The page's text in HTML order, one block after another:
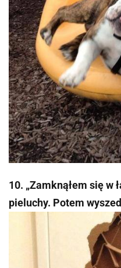
10. „Zamknąłem się w
pieluchy. Potem